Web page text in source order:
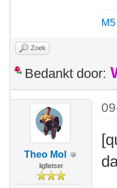
Zoek
Bedankt door:
Theo Mol
ligfietser